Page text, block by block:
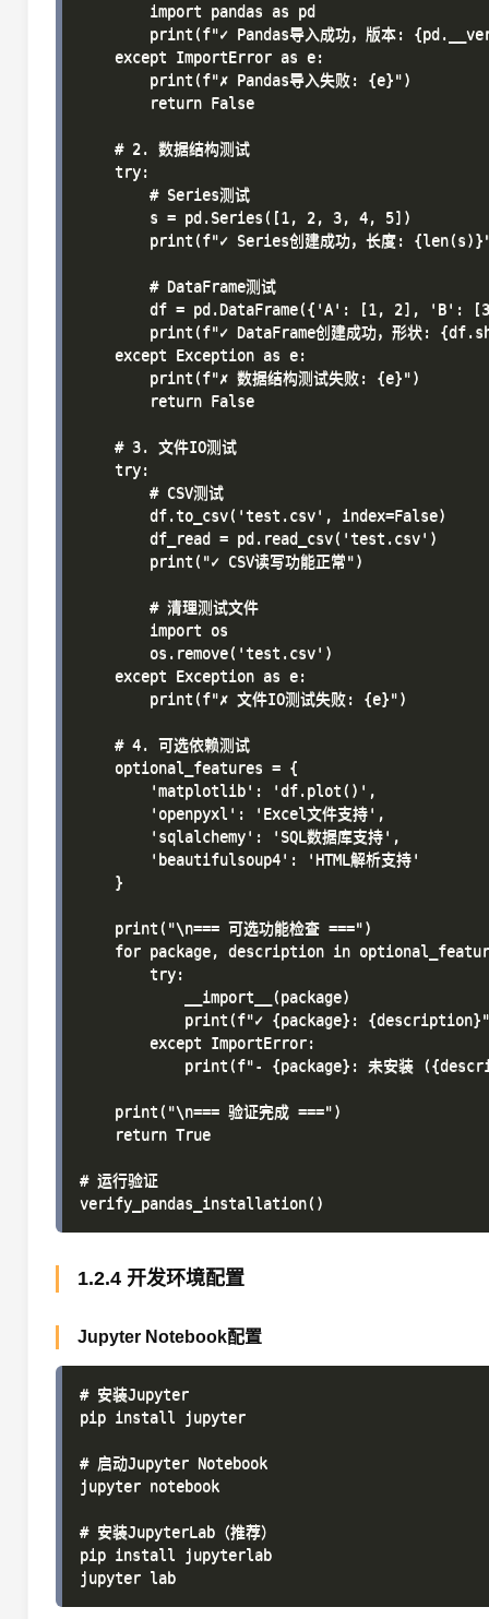
        import pandas as pd
print(f"✓ Pandas导入成功，版本:
    except ImportError as e:
        print(f"✗ Pandas导入失败: {e}")
        return False
    # 2. 数据结构测试
    try:
        # Series测试
        s = pd.Series([1, 2, 3, 4, 5])
print(f"✓ Series创建成功，长度:
        # DataFrame测试
df = pd.DataFrame({'A': [1, 2], 'B':
print(f"✓ DataFrame创建成功，形状:
    except Exception as e:
        print(f"✗ 数据结构测试失败: {e}")
        return False
    # 3. 文件IO测试
    try:
        # CSV测试
        df.to_csv('test.csv', index=False)
        df_read = pd.read_csv('test.csv')
        print("✓ CSV读写功能正常")
        # 清理测试文件
        import os
        os.remove('test.csv')
    except Exception as e:
        print(f"✗ 文件IO测试失败: {e}")
    # 4. 可选依赖测试
    optional_features = {
        'matplotlib': 'df.plot()',
        'openpyxl': 'Excel文件支持',
        'sqlalchemy': 'SQL数据库支持',
        'beautifulsoup4': 'HTML解析支持'
    }
    print("\n=== 可选功能检查 ===")
for package, description in
        try:
            __import__(package)
print(f"✓ {package}:
        except ImportError:
print(f"- {package}: 未安装
    print("\n=== 验证完成 ===")
    return True
# 运行验证
1.2.4 开发环境配置
Jupyter Notebook配置
# 安装Jupyter
pip install jupyter
# 启动Jupyter Notebook
jupyter notebook
# 安装JupyterLab（推荐）
pip install jupyterlab